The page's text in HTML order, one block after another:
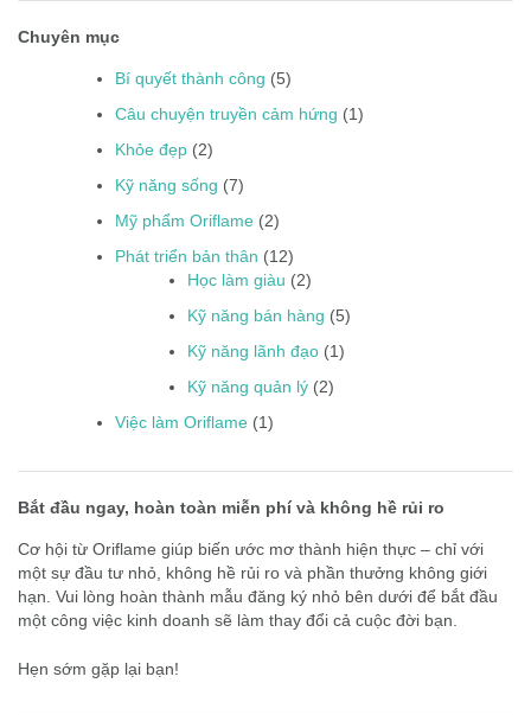
Chuyên mục
Bí quyết thành công (5)
Câu chuyện truyền cảm hứng (1)
Khỏe đẹp (2)
Kỹ năng sống (7)
Mỹ phẩm Oriflame (2)
Phát triển bản thân (12)
Học làm giàu (2)
Kỹ năng bán hàng (5)
Kỹ năng lãnh đạo (1)
Kỹ năng quản lý (2)
Việc làm Oriflame (1)
Bắt đầu ngay, hoàn toàn miễn phí và không hề rủi ro
Cơ hội từ Oriflame giúp biến ước mơ thành hiện thực – chỉ với
một sự đầu tư nhỏ, không hề rủi ro và phần thưởng không giới
hạn. Vui lòng hoàn thành mẫu đăng ký nhỏ bên dưới để bắt đầu
một công việc kinh doanh sẽ làm thay đổi cả cuộc đời bạn.
Hẹn sớm gặp lại bạn!